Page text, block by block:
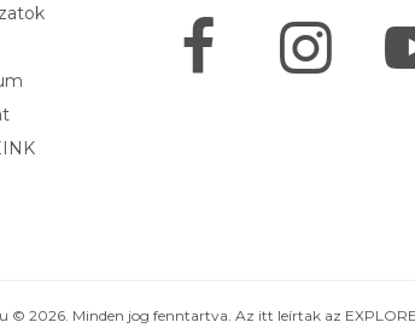
© 2026. Minden jog fenntartva. Az itt leírtak az